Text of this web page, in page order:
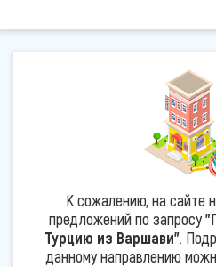
К сожалению, на сайте
предложений по запросу
Турцию из Варшави".
данному направлению